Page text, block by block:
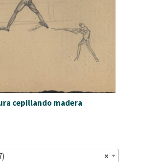
cepillando madera
×